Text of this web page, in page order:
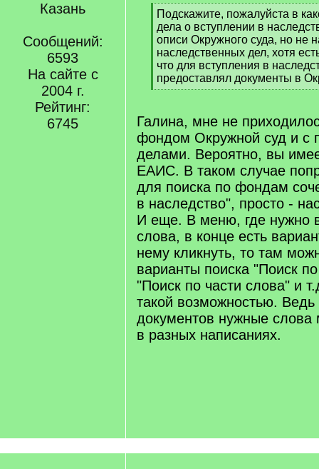
Казань
Сообщений:
6593
На сайте с
2004 г.
Рейтинг:
6745
[
q
]
Подскажите, пожалуйста в
дела о вступлении в
описи Окружного суда, но не
наследственных дел, хотя
что для вступления в
предоставлял документы в
[
q
]
Галина, мне не
фондом Окружной суд и с
делами. Вероятно, вы
ЕАИС. В таком случае
для поиска по фондам
в наследство", просто -
И еще. В меню, где нужно
слова, в конце есть
нему кликнуть, то там
варианты поиска "Поиск
"Поиск по части слова" и
такой возможностью. Ведь
документов нужные слова
в разных написаниях.